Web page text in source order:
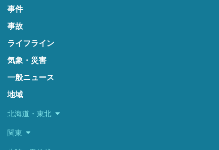
事件
事故
ライフライン
気象・災害
一般ニュース
地域
北海道・東北
関東